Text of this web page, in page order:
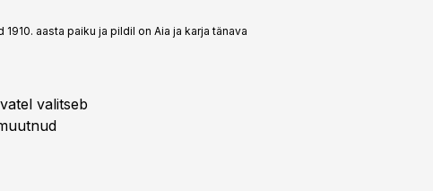
aasta paiku ja pildil on Aia ja karja tänava
valitseb